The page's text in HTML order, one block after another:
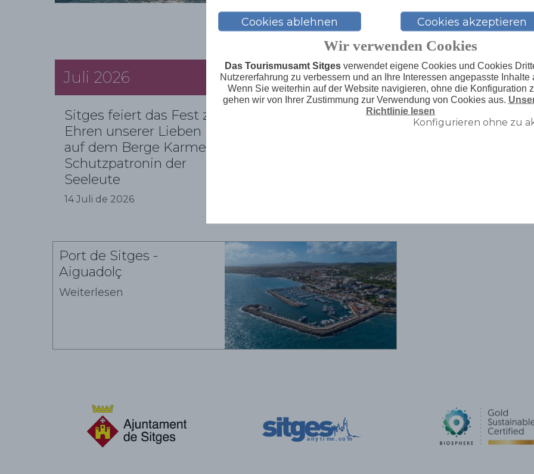
Juli 2026
Sitges feiert das Fest zu
Ehren unserer Lieben Frau
auf dem Berge Karmel, der
Schutzpatronin der
Seeleute
14 Juli de 2026
Port de Sitges -
Aiguadolç
Weiterlesen
Cookies ablehnen Cookies akzeptieren
Wir verwenden Cookies
Das Tourismusamt Sitges verwendet eigene Cookies und Cookies
Nutzererfahrung zu verbessern und an Ihre Interessen angepasste Inhalte
Wenn Sie weiterhin auf der Website navigieren, ohne die Konfiguration
gehen wir von Ihrer Zustimmung zur Verwendung von Cookies aus.
Richtlinie lesen
Konfigurieren ohne zu